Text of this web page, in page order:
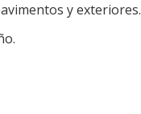
y exteriores.